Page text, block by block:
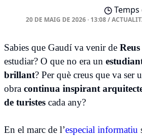
20 DE MAIG DE 2026 · 13:08/
Sabies que Gaudí va venir de Reus
estudiar? O que no era un
brillant? Per què creus que va ser
obra continua inspirant
de turistes cada any?
En el marc de l’especial informatiu